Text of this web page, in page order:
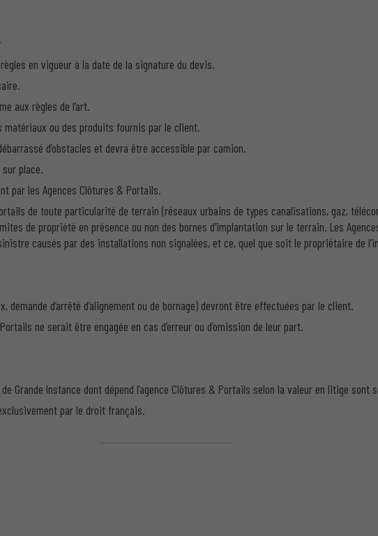
en vigueur à la date de la signature du devis.
aux règles de l’art.
matériaux ou des produits fournis par le client.
d’obstacles et devra être accessible par camion.
place.
par les Agences Clôtures & Portails.
de toute particularité de terrain (réseaux urbains de types canalisations, gaz,
de propriété en présence ou non des bornes d’implantation sur le terrain. Les
causés par des installations non signalées, et ce, quel que soit le propriétaire de
d’arrêté d’alignement ou de bornage) devront être effectuées par le client.
ne serait être engagée en cas d’erreur ou d’omission de leur part.
Grande Instance dont dépend l’agence Clôtures & Portails selon la valeur en litige sont
par le droit français.